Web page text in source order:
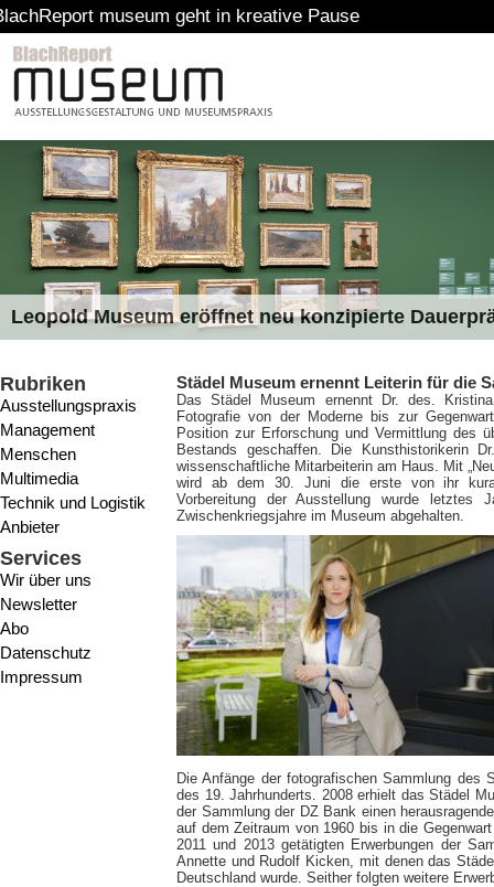
geht in kreative Pause
Leopold Museum eröffnet neu konzipierte
Rubriken
Ausstellungspraxis
Management
Menschen
Multimedia
Technik und Logistik
Anbieter
Services
Wir über uns
Newsletter
Abo
Datenschutz
Impressum
Städel Museum ernennt Leiterin für die
Das Städel Museum ernennt Dr. des.
Fotografie von der Moderne bis zur
Position zur Erforschung und Vermittlung des
Bestands geschaffen. Die Kunsthistorikerin
wissenschaftliche Mitarbeiterin am Haus. Mit
wird ab dem 30. Juni die erste von ihr
Vorbereitung der Ausstellung wurde letztes
Zwischenkriegsjahre im Museum abgehalten.
Die Anfänge der fotografischen Sammlung
des 19. Jahrhunderts. 2008 erhielt das Städel
der Sammlung der DZ Bank einen
auf dem Zeitraum von 1960 bis in die
2011 und 2013 getätigten Erwerbungen der
Annette und Rudolf Kicken, mit denen das
Deutschland wurde. Seither folgten weitere